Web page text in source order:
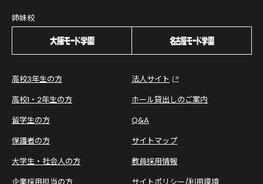
姉妹校
高校3年生の方
高校1・2年生の方
留学生の方
保護者の方
大学生・社会人の方
法人サイト
ホール貸出しのご案内
Q&A
サイトマップ
教員採用情報